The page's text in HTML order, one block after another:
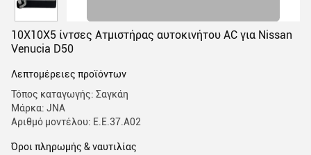
10X10X5 ίντσες Ατμιστήρας αυτοκινήτου AC για Nissan
Venucia D50
Λεπτομέρειες προϊόντων
Τόπος καταγωγής: Σαγκάη
Μάρκα: JNA
Αριθμό μοντέλου: Ε.Ε.37.Α02
Όροι πληρωμής & ναυτιλίας